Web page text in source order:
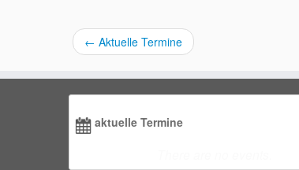
← Aktuelle Termine
aktuelle Termine